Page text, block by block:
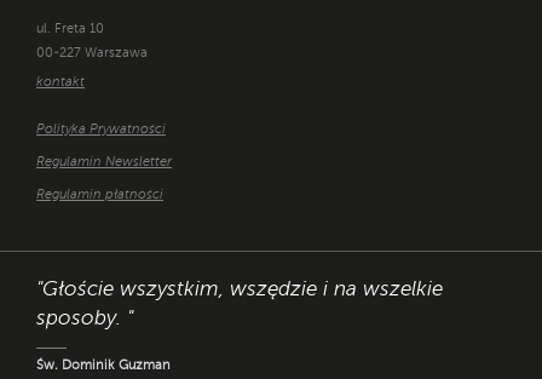
ul. Freta 10
00-227 Warszawa
kontakt
Polityka Prywatności
Regulamin Newsletter
Regulamin płatności
"Głoście wszystkim, wszędzie i na wszelkie
sposoby. "
Św. Dominik Guzman